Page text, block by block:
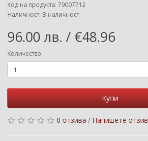
Код на продукта: 79007712
Наличност: В наличност
96.00 лв. / €48.96
Количество:
Купи
0 отзива / Напишете отзив